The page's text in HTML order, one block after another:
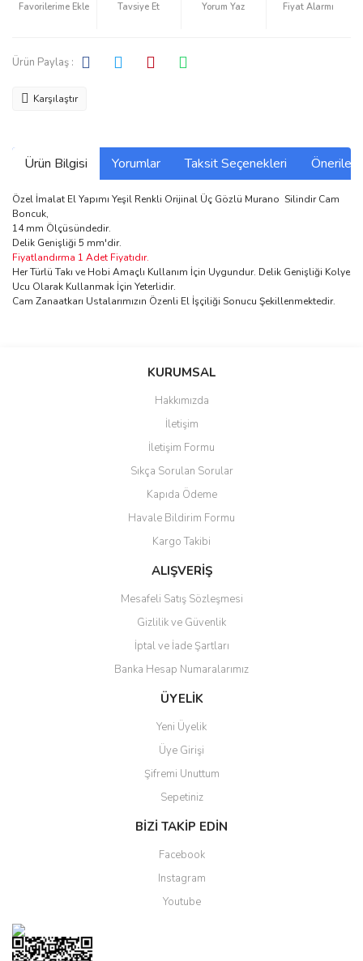
Tavsiye Et Yorum Yaz Fiyat Alarmı
Ürün Paylaş :
Karşılaştır
Ürün Bilgisi Yorumlar Taksit Seçenekleri
Özel İmalat El Yapımı Yeşil Renkli Orijinal Üç Gözlü Murano Silindir Cam
Boncuk,
14 mm Ölçüsündedir.
Delik Genişliği 5 mm'dir.
Fiyatlandırma 1 Adet Fiyatıdır.
Her Türlü Takı ve Hobi Amaçlı Kullanım İçin Uygundur. Delik Genişliği Kolye
Ucu Olarak Kullanmak İçin Yeterlidir.
Cam Zanaatkarı Ustalarımızın Özenli El İşçiliği Sonucu Şekillenmektedir.
Bu ürüne ilk yorumu siz yapın!
Yorum Yaz
Ürün resmi kalitesiz, bozuk veya görüntülenemiyor.
Ürün açıklamasında eksik bilgiler bulunuyor.
Ürün bilgilerinde hatalar bulunuyor.
Ürün fiyatı diğer sitelerden daha pahalı.
Bu ürüne benzer farklı alternatifler olmalı.
Gönder
KURUMSAL
Hakkımızda
İletişim
İletişim Formu
Sıkça Sorulan Sorular
Kapıda Ödeme
Havale Bildirim Formu
Kargo Takibi
ALIŞVERİŞ
Mesafeli Satış Sözleşmesi
Gizlilik ve Güvenlik
İptal ve İade Şartları
Banka Hesap Numaralarımız
ÜYELİK
Yeni Üyelik
Üye Girişi
Şifremi Unuttum
Sepetiniz
BİZİ TAKİP EDİN
Facebook
Instagram
Youtube